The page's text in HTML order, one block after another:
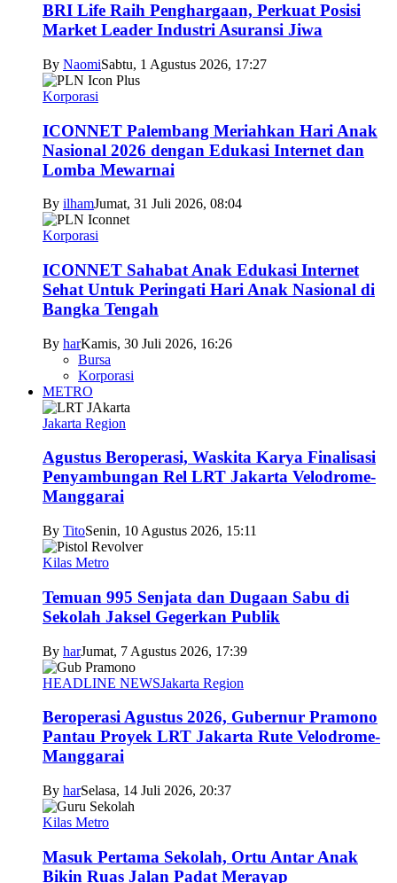
BRI Life Raih Penghargaan, Perkuat Posisi
Market Leader Industri Asuransi Jiwa
By NaomiSabtu, 1 Agustus 2026, 17:27
Korporasi
ICONNET Palembang Meriahkan Hari Anak
Nasional 2026 dengan Edukasi Internet dan
Lomba Mewarnai
By ilhamJumat, 31 Juli 2026, 08:04
Korporasi
ICONNET Sahabat Anak Edukasi Internet
Sehat Untuk Peringati Hari Anak Nasional di
Bangka Tengah
By harKamis, 30 Juli 2026, 16:26
Bursa
Korporasi
METRO
Jakarta Region
Agustus Beroperasi, Waskita Karya Finalisasi
Penyambungan Rel LRT Jakarta Velodrome-
Manggarai
By TitoSenin, 10 Agustus 2026, 15:11
Kilas Metro
Temuan 995 Senjata dan Dugaan Sabu di
Sekolah Jaksel Gegerkan Publik
By harJumat, 7 Agustus 2026, 17:39
HEADLINE NEWSJakarta Region
Beroperasi Agustus 2026, Gubernur Pramono
Pantau Proyek LRT Jakarta Rute Velodrome-
Manggarai
By harSelasa, 14 Juli 2026, 20:37
Kilas Metro
Masuk Pertama Sekolah, Ortu Antar Anak
Bikin Ruas Jalan Padat Merayap